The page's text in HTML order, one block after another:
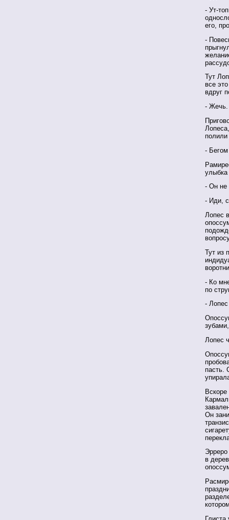
- Ут-
его,
-
Тут
все
вдруг
- Жечь.
-
улыбка
- Он не
- Иди,
Лопес
Тут из
- Ко
по
-
Лопес
пасть.
Он
в